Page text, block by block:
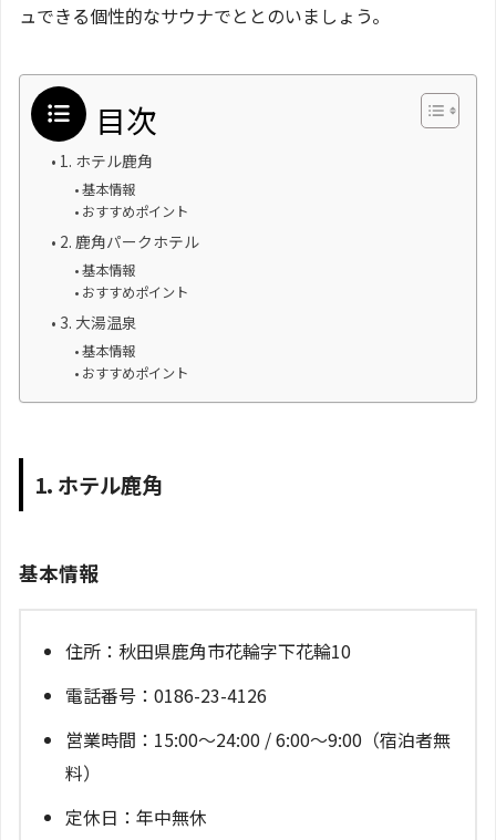
ュできる個性的なサウナでととのいましょう。
目次
1. ホテル鹿角
基本情報
おすすめポイント
2. 鹿角パークホテル
基本情報
おすすめポイント
3. 大湯温泉
基本情報
おすすめポイント
1. ホテル鹿角
基本情報
住所：秋田県鹿角市花輪字下花輪10
電話番号：0186-23-4126
営業時間：15:00～24:00 / 6:00～9:00（宿泊者無
料）
定休日：年中無休